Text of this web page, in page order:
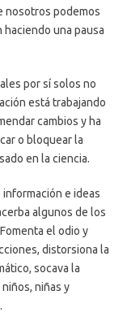
nosotros podemos
una pausa
por sí solos no
está trabajando
cambios y ha
o bloquear la
en la ciencia.
e ideas
algunos de los
el odio y
distorsiona la
socava la
niñas y